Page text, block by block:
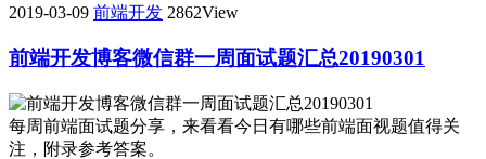
2019-03-09 前端开发 2862View
前端开发博客微信群一周面试题汇总20190301
每周前端面试题分享，来看看今日有哪些前端面视题值得关
注，附录参考答案。